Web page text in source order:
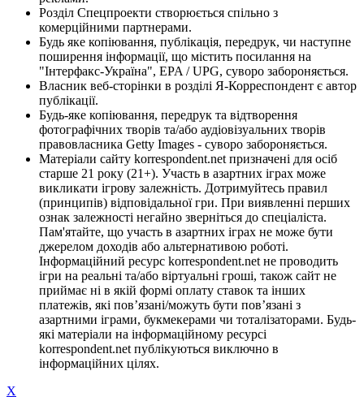
Розділ Спецпроекти створюється спільно з
комерційними партнерами.
Будь яке копіювання, публікація, передрук, чи наступне
поширення інформації, що містить посилання на
"Інтерфакс-Україна", EPA / UPG, суворо забороняється.
Власник веб-сторінки в розділі Я-Корреспондент є автор
публікації.
Будь-яке копіювання, передрук та відтворення
фотографічних творів та/або аудіовізуальних творів
правовласника Getty Images - суворо забороняється.
Матеріали сайту korrespondent.net призначені для осіб
старше 21 року (21+). Участь в азартних іграх може
викликати ігрову залежність. Дотримуйтесь правил
(принципів) відповідальної гри. При виявленні перших
ознак залежності негайно зверніться до спеціаліста.
Пам'ятайте, що участь в азартних іграх не може бути
джерелом доходів або альтернативою роботі.
Інформаційний ресурс korrespondent.net не проводить
ігри на реальні та/або віртуальні гроші, також сайт не
приймає ні в якій формі оплату ставок та інших
платежів, які пов’язані/можуть бути пов’язані з
азартними іграми, букмекерами чи тоталізаторами. Будь-
які матеріали на інформаційному ресурсі
korrespondent.net публікуються виключно в
інформаційних цілях.
X